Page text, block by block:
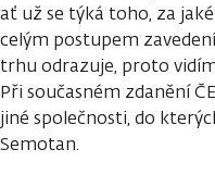
ať už se týká toho, za
celým postupem
trhu odrazuje, proto
Při současném zdanění
jiné společnosti, do
Semotan.